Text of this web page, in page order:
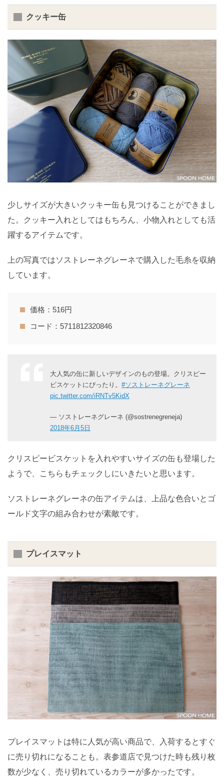
クッキー缶
少しサイズが大きいクッキー缶も見つけることができまし
た。クッキー入れとしてはもちろん、小物入れとしても活
躍するアイテムです。
上の写真ではソストレーネグレーネで購入した毛糸を収納
しています。
価格：516円
コード：5711812320846
大人気の缶に新しいデザインのもの登場。クリスピー
ビスケットにぴったり。 #ソストレーネグレーネ
pic.twitter.com/iRNTv5KidX
— ソストレーネグレーネ (@sostrenegreneja)
2018年6月5日
クリスピービスケットを入れやすいサイズの缶も登場した
ようで、こちらもチェックしにいきたいと思います。
ソストレーネグレーネの缶アイテムは、上品な色合いとゴ
ールド文字の組み合わせが素敵です。
プレイスマット
プレイスマットは特に人気が高い商品で、入荷するとすぐ
に売り切れになることも。表参道店で見つけた時も残り枚
数が少なく、売り切れているカラーが多かったです。